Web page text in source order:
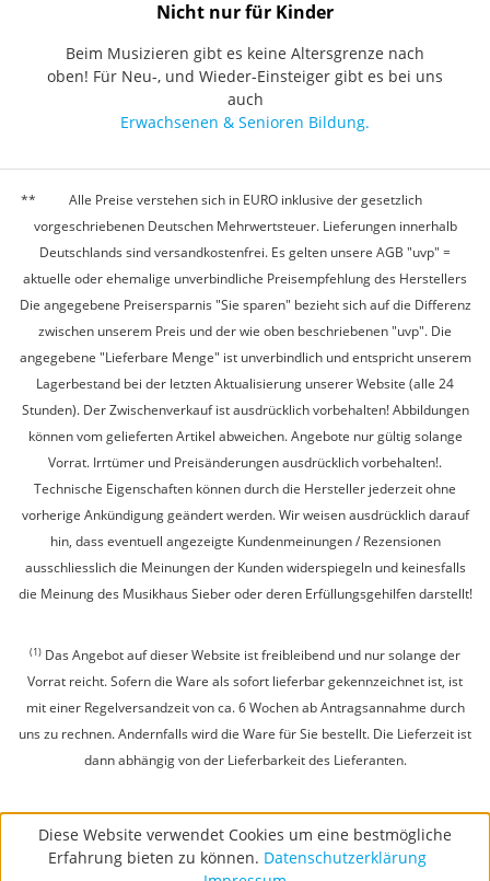
Nicht nur für Kinder
Beim Musizieren gibt es keine Altersgrenze nach
oben! Für Neu-, und Wieder-Einsteiger gibt es bei uns
auch
Erwachsenen & Senioren Bildung.
Alle Preise verstehen sich in EURO inklusive der gesetzlich
vorgeschriebenen Deutschen Mehrwertsteuer. Lieferungen innerhalb
Deutschlands sind versandkostenfrei. Es gelten unsere AGB "uvp" =
aktuelle oder ehemalige unverbindliche Preisempfehlung des Herstellers
Die angegebene Preisersparnis "Sie sparen" bezieht sich auf die Differenz
zwischen unserem Preis und der wie oben beschriebenen "uvp". Die
angegebene "Lieferbare Menge" ist unverbindlich und entspricht unserem
Lagerbestand bei der letzten Aktualisierung unserer Website (alle 24
Stunden). Der Zwischenverkauf ist ausdrücklich vorbehalten! Abbildungen
können vom gelieferten Artikel abweichen. Angebote nur gültig solange
Vorrat. Irrtümer und Preisänderungen ausdrücklich vorbehalten!.
Technische Eigenschaften können durch die Hersteller jederzeit ohne
vorherige Ankündigung geändert werden. Wir weisen ausdrücklich darauf
hin, dass eventuell angezeigte Kundenmeinungen / Rezensionen
ausschliesslich die Meinungen der Kunden widerspiegeln und keinesfalls
die Meinung des Musikhaus Sieber oder deren Erfüllungsgehilfen darstellt!
(1) Das Angebot auf dieser Website ist freibleibend und nur solange der
Vorrat reicht. Sofern die Ware als sofort lieferbar gekennzeichnet ist, ist
mit einer Regelversandzeit von ca. 6 Wochen ab Antragsannahme durch
uns zu rechnen. Andernfalls wird die Ware für Sie bestellt. Die Lieferzeit ist
dann abhängig von der Lieferbarkeit des Lieferanten.
Diese Website verwendet Cookies um eine bestmögliche
Erfahrung bieten zu können. Datenschutzerklärung